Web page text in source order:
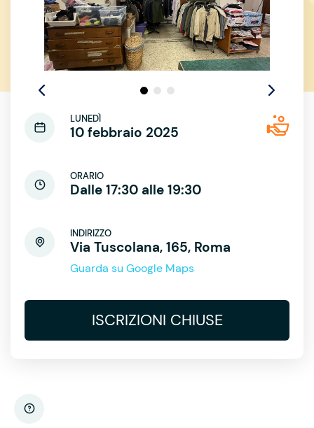
LUNEDÌ
10 febbraio 2025
ORARIO
Dalle 17:30 alle 19:30
INDIRIZZO
Via Tuscolana, 165, Roma
Guarda su Google Maps
ISCRIZIONI CHIUSE